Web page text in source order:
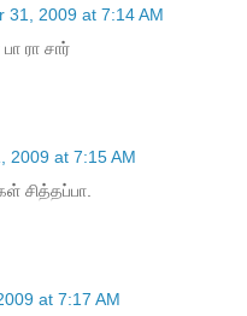
31, 2009 at 7:14 AM
ரா சார்
2009 at 7:15 AM
சித்தப்பா.
at 7:17 AM